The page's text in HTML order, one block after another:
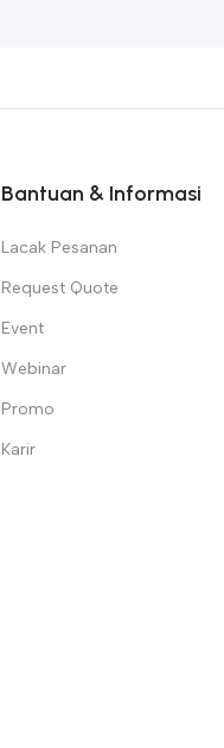
Bantuan & Informasi
Lacak Pesanan
Request Quote
Event
Webinar
Promo
Karir